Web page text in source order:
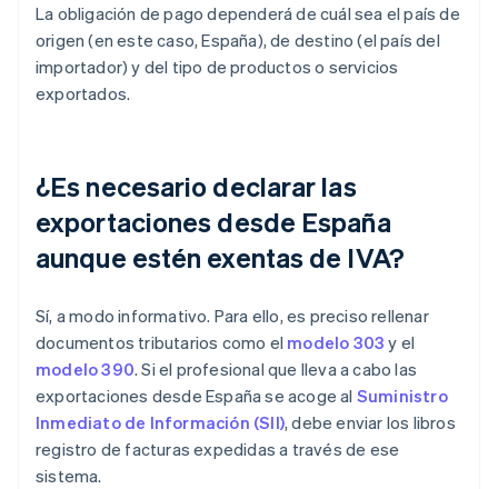
La obligación de pago dependerá de cuál sea el país de
origen (en este caso, España), de destino (el país del
importador) y del tipo de productos o servicios
exportados.
¿Es necesario declarar las
exportaciones desde España
aunque estén exentas de IVA?
Sí, a modo informativo. Para ello, es preciso rellenar
documentos tributarios como el modelo 303 y el
modelo 390. Si el profesional que lleva a cabo las
exportaciones desde España se acoge al Suministro
Inmediato de Información (SII), debe enviar los libros
registro de facturas expedidas a través de ese
sistema.